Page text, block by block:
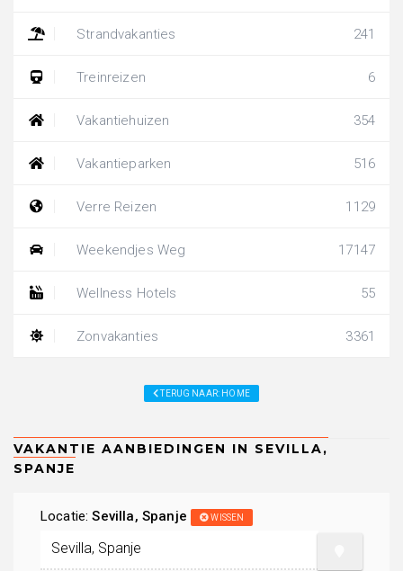
Strandvakanties 241
Treinreizen 6
Vakantiehuizen 354
Vakantieparken 516
Verre Reizen 1129
Weekendjes Weg 17147
Wellness Hotels 55
Zonvakanties 3361
TERUG NAAR: HOME
Locatie:Sevilla, Spanje WISSEN